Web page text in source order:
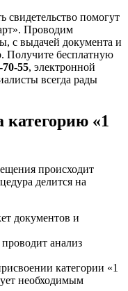
помогут
Проводим
с выдачей документа и
Получите бесплатную
70-55, электронной
всегда рады
категорию «1
происходит
делится на
документов и
анализ
категории «1
необходимым